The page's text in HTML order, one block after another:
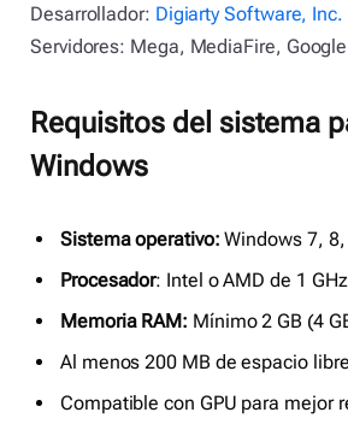
Desarrollador: Digiarty Software, Inc.
Servidores: Mega, MediaFire,
Requisitos del sistema
Windows
Sistema operativo: Windows 7,
Procesador: Intel o AMD de 1
Memoria RAM: Mínimo 2 GB (4
Al menos 200 MB de espacio libre
Compatible con GPU para mejor